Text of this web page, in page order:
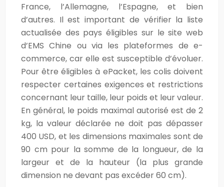
France, l’Allemagne, l’Espagne, et bien
d’autres. Il est important de vérifier la liste
actualisée des pays éligibles sur le site web
d’EMS Chine ou via les plateformes de e-
commerce, car elle est susceptible d’évoluer.
Pour être éligibles à ePacket, les colis doivent
respecter certaines exigences et restrictions
concernant leur taille, leur poids et leur valeur.
En général, le poids maximal autorisé est de 2
kg, la valeur déclarée ne doit pas dépasser
400 USD, et les dimensions maximales sont de
90 cm pour la somme de la longueur, de la
largeur et de la hauteur (la plus grande
dimension ne devant pas excéder 60 cm).